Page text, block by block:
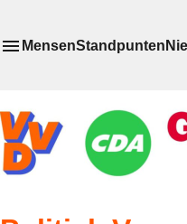
Toon het submenu van
Meer menu items
MensenStandpunten